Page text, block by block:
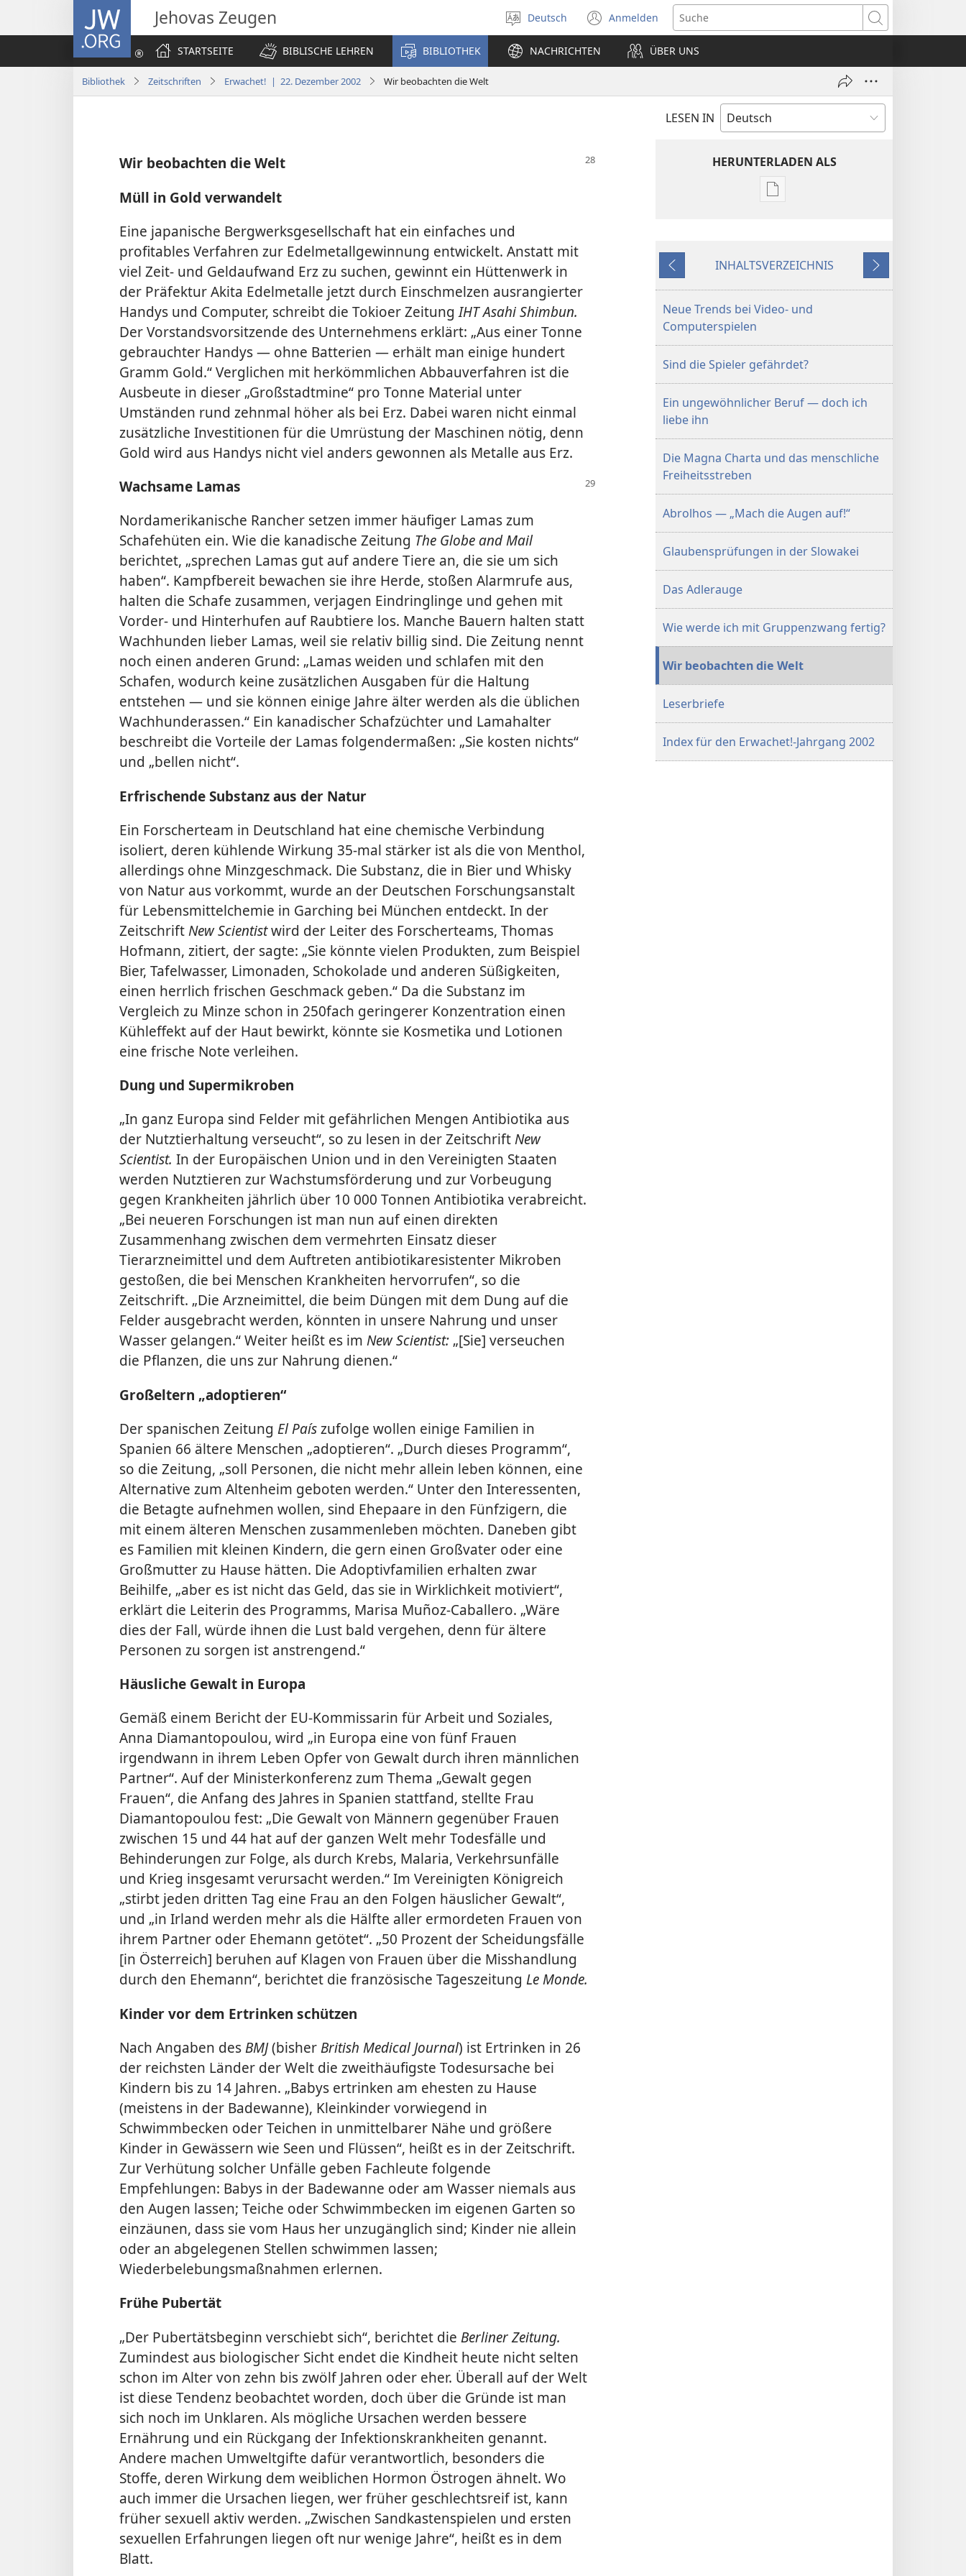
JW.ORG Jehovas Zeugen
Sprache
auswählen
Deutsch Anmelden
(öffnet
neues
Fenster)
Suche
STARTSEITE
BIBLISCHE LEHREN BIBLIOTHEK NACHRICHTEN ÜBER UNS
Bibliothek Zeitschriften Erwachet! | 22. Dezember 2002 Wir beobachten die Welt
LESEN IN
Wir beobachten die Welt
Müll in Gold verwandelt
Eine japanische Bergwerksgesellschaft hat ein einfaches und
profitables Verfahren zur Edelmetallgewinnung entwickelt. Anstatt mit
viel Zeit- und Geldaufwand Erz zu suchen, gewinnt ein Hüttenwerk in
der Präfektur Akita Edelmetalle jetzt durch Einschmelzen ausrangierter
Handys und Computer, schreibt die Tokioer ZeitungIHT Asahi Shimbun.
Der Vorstandsvorsitzende des Unternehmens erklärt: „Aus einer Tonne
gebrauchter Handys — ohne Batterien — erhält man einige hundert
Gramm Gold.“ Verglichen mit herkömmlichen Abbauverfahren ist die
Ausbeute in dieser „Großstadtmine“ pro Tonne Material unter
Umständen rund zehnmal höher als bei Erz. Dabei waren nicht einmal
zusätzliche Investitionen für die Umrüstung der Maschinen nötig, denn
Gold wird aus Handys nicht viel anders gewonnen als Metalle aus Erz.
Wachsame Lamas
Nordamerikanische Rancher setzen immer häufiger Lamas zum
Schafehüten ein. Wie die kanadische Zeitung The Globe and Mail
berichtet, „sprechen Lamas gut auf andere Tiere an, die sie um sich
haben“. Kampfbereit bewachen sie ihre Herde, stoßen Alarmrufe aus,
halten die Schafe zusammen, verjagen Eindringlinge und gehen mit
Vorder- und Hinterhufen auf Raubtiere los. Manche Bauern halten statt
Wachhunden lieber Lamas, weil sie relativ billig sind. Die Zeitung nennt
noch einen anderen Grund: „Lamas weiden und schlafen mit den
Schafen, wodurch keine zusätzlichen Ausgaben für die Haltung
entstehen — und sie können einige Jahre älter werden als die üblichen
Wachhunderassen.“ Ein kanadischer Schafzüchter und Lamahalter
beschreibt die Vorteile der Lamas folgendermaßen: „Sie kosten nichts“
und „bellen nicht“.
Erfrischende Substanz aus der Natur
Ein Forscherteam in Deutschland hat eine chemische Verbindung
isoliert, deren kühlende Wirkung 35-mal stärker ist als die von Menthol,
allerdings ohne Minzgeschmack. Die Substanz, die in Bier und Whisky
von Natur aus vorkommt, wurde an der Deutschen Forschungsanstalt
für Lebensmittelchemie in Garching bei München entdeckt. In der
ZeitschriftNew Scientistwird der Leiter des Forscherteams, Thomas
Hofmann, zitiert, der sagte: „Sie könnte vielen Produkten, zum Beispiel
Bier, Tafelwasser, Limonaden, Schokolade und anderen Süßigkeiten,
einen herrlich frischen Geschmack geben.“ Da die Substanz im
Vergleich zu Minze schon in 250fach geringerer Konzentration einen
Kühleffekt auf der Haut bewirkt, könnte sie Kosmetika und Lotionen
eine frische Note verleihen.
Dung und Supermikroben
„In ganz Europa sind Felder mit gefährlichen Mengen Antibiotika aus
der Nutztierhaltung verseucht“, so zu lesen in der ZeitschriftNew
Scientist. In der Europäischen Union und in den Vereinigten Staaten
werden Nutztieren zur Wachstumsförderung und zur Vorbeugung
gegen Krankheiten jährlich über 10 000 Tonnen Antibiotika verabreicht.
„Bei neueren Forschungen ist man nun auf einen direkten
Zusammenhang zwischen dem vermehrten Einsatz dieser
Tierarzneimittel und dem Auftreten antibiotikaresistenter Mikroben
gestoßen, die bei Menschen Krankheiten hervorrufen“, so die
Zeitschrift. „Die Arzneimittel, die beim Düngen mit dem Dung auf die
Felder ausgebracht werden, könnten in unsere Nahrung und unser
Wasser gelangen.“ Weiter heißt es im New Scientist: „[Sie] verseuchen
die Pflanzen, die uns zur Nahrung dienen.“
Großeltern „adoptieren“
Der spanischen Zeitung El Paíszufolge wollen einige Familien in
Spanien 66 ältere Menschen „adoptieren“. „Durch dieses Programm“,
so die Zeitung, „soll Personen, die nicht mehr allein leben können, eine
Alternative zum Altenheim geboten werden.“ Unter den Interessenten,
die Betagte aufnehmen wollen, sind Ehepaare in den Fünfzigern, die
mit einem älteren Menschen zusammenleben möchten. Daneben gibt
es Familien mit kleinen Kindern, die gern einen Großvater oder eine
Großmutter zu Hause hätten. Die Adoptivfamilien erhalten zwar
Beihilfe, „aber es ist nicht das Geld, das sie in Wirklichkeit motiviert“,
erklärt die Leiterin des Programms, Marisa Muñoz-Caballero. „Wäre
dies der Fall, würde ihnen die Lust bald vergehen, denn für ältere
Personen zu sorgen ist anstrengend.“
Häusliche Gewalt in Europa
Gemäß einem Bericht der EU-Kommissarin für Arbeit und Soziales,
Anna Diamantopoulou, wird „in Europa eine von fünf Frauen
irgendwann in ihrem Leben Opfer von Gewalt durch ihren männlichen
Partner“. Auf der Ministerkonferenz zum Thema „Gewalt gegen
Frauen“, die Anfang des Jahres in Spanien stattfand, stellte Frau
Diamantopoulou fest: „Die Gewalt von Männern gegenüber Frauen
zwischen 15 und 44 hat auf der ganzen Welt mehr Todesfälle und
Behinderungen zur Folge, als durch Krebs, Malaria, Verkehrsunfälle
und Krieg insgesamt verursacht werden.“ Im Vereinigten Königreich
„stirbt jeden dritten Tag eine Frau an den Folgen häuslicher Gewalt“,
und „in Irland werden mehr als die Hälfte aller ermordeten Frauen von
ihrem Partner oder Ehemann getötet“. „50 Prozent der Scheidungsfälle
[in Österreich] beruhen auf Klagen von Frauen über die Misshandlung
durch den Ehemann“, berichtet die französische Tageszeitung Le Monde.
Kinder vor dem Ertrinken schützen
Nach Angaben desBMJ(bisherBritish Medical Journal) ist Ertrinken in 26
der reichsten Länder der Welt die zweithäufigste Todesursache bei
Kindern bis zu 14 Jahren. „Babys ertrinken am ehesten zu Hause
(meistens in der Badewanne), Kleinkinder vorwiegend in
Schwimmbecken oder Teichen in unmittelbarer Nähe und größere
Kinder in Gewässern wie Seen und Flüssen“, heißt es in der Zeitschrift.
Zur Verhütung solcher Unfälle geben Fachleute folgende
Empfehlungen: Babys in der Badewanne oder am Wasser niemals aus
den Augen lassen; Teiche oder Schwimmbecken im eigenen Garten so
einzäunen, dass sie vom Haus her unzugänglich sind; Kinder nie allein
oder an abgelegenen Stellen schwimmen lassen;
Wiederbelebungsmaßnahmen erlernen.
Frühe Pubertät
„Der Pubertätsbeginn verschiebt sich“, berichtet die Berliner Zeitung.
Zumindest aus biologischer Sicht endet die Kindheit heute nicht selten
schon im Alter von zehn bis zwölf Jahren oder eher. Überall auf der Welt
ist diese Tendenz beobachtet worden, doch über die Gründe ist man
sich noch im Unklaren. Als mögliche Ursachen werden bessere
Ernährung und ein Rückgang der Infektionskrankheiten genannt.
Andere machen Umweltgifte dafür verantwortlich, besonders die
Stoffe, deren Wirkung dem weiblichen Hormon Östrogen ähnelt. Wo
auch immer die Ursachen liegen, wer früher geschlechtsreif ist, kann
früher sexuell aktiv werden. „Zwischen Sandkastenspielen und ersten
sexuellen Erfahrungen liegen oft nur wenige Jahre“, heißt es in dem
Blatt.
HERUNTERLADEN ALS
Downloadoptionen
22. Dezember
Zurück
INHALTSVERZEICHNIS
Weiter
Neue Trends bei Video- und
Computerspielen
Sind die Spieler gefährdet?
Ein ungewöhnlicher Beruf — doch ich
liebe ihn
Die Magna Charta und das menschliche
Freiheitsstreben
Abrolhos — „Mach die Augen auf!“
Glaubensprüfungen in der Slowakei
Das Adlerauge
Wie werde ich mit Gruppenzwang fertig?
Wir beobachten die Welt
Leserbriefe
Index für den Erwachet!-Jahrgang 2002